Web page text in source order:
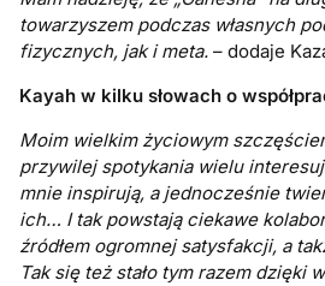
towarzyszem podczas własnych
fizycznych, jak i meta. – dodaje
Kayah w kilku słowach o
Moim wielkim życiowym
przywilej spotykania wielu
mnie inspirują, a jednocześnie
ich… I tak powstają ciekawe
źródłem ogromnej satysfakcji, a
Tak się też stało tym razem dzięki